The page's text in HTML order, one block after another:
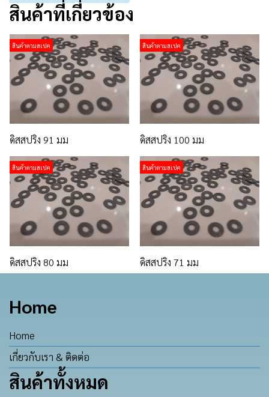
สินค้าที่เกี่ยวข้อง
สินค้าตามสเปค
ดิสสปริง 91 มม
สินค้าตามสเปค
ดิสสปริง 100 มม
สินค้าตามสเปค
ดิสสปริง 80 มม
สินค้าตามสเปค
ดิสสปริง 71 มม
Home
Home
เกี่ยวกับเรา & ติดต่อ
สินค้าทั้งหมด